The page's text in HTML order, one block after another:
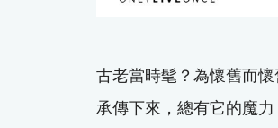
古老當時髦？為懷舊而
承傳下來，總有它的魔